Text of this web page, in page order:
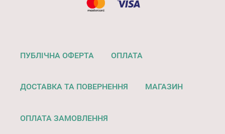
ПУБЛІЧНА ОФЕРТА ОПЛАТА
ДОСТАВКА ТА ПОВЕРНЕННЯ МАГАЗИН
ОПЛАТА ЗАМОВЛЕННЯ